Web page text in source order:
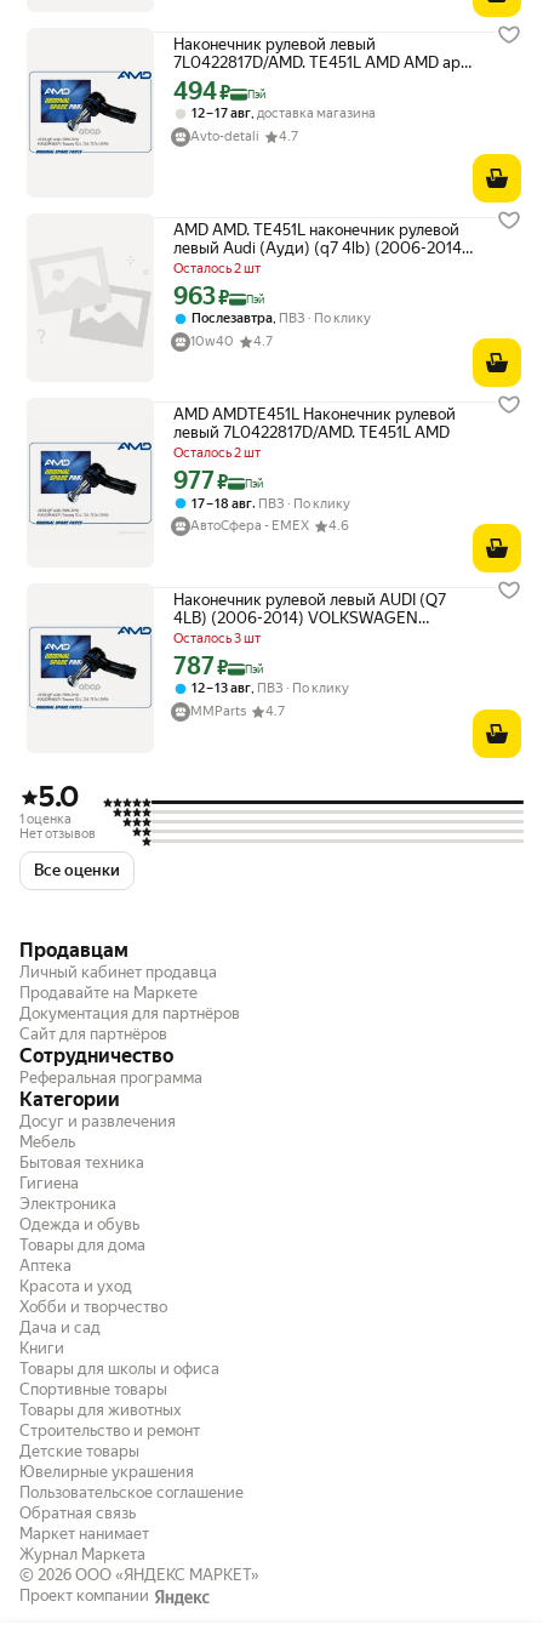
Наконечник рулевой левый
7L0422817D/AMD. TE451L AMD AMD арт.
AMDTE451L
Цена с картой Яндекс Пэй 494 ₽ вместо
494₽ Пэй
12 – 17 авг, доставка магазина
Avto-detali
4.7
AMD AMD. TE451L наконечник рулевой
левый Audi (Ауди) (q7 4lb) (2006-2014)
volkswagen (Touareg (Туарег) 7la, 7l6,
7l7)
Осталось 2 шт
Цена с картой Яндекс Пэй 963 ₽ вместо
963₽ Пэй
Послезавтра ПВЗ
По клику
10w40
4.7
AMD AMDTE451L Наконечник рулевой
левый 7L0422817D/AMD. TE451L AMD
Осталось 2 шт
Цена с картой Яндекс Пэй 977 ₽ вместо
977₽ Пэй
17 – 18 авг, ПВЗ
По клику
АвтоСфера - ЕМЕХ
4.6
Наконечник рулевой левый AUDI (Q7
4LB) (2006-2014) VOLKSWAGEN
(Touareg 7LA, 7L6, 7L7) (-2010) (Touareg
II 7P5,7P6) (2010-2018.
Осталось 3 шт
Цена с картой Яндекс Пэй 787 ₽ вместо
787₽ Пэй
12 – 13 авг, ПВЗ
По клику
MMParts
4.7
5.0
1 оценка
Нет отзывов
Все оценки
Продавцам
Личный кабинет продавца
Продавайте на Маркете
Документация для партнёров
Сайт для партнёров
Сотрудничество
Реферальная программа
Категории
Досуг и развлечения
Мебель
Бытовая техника
Гигиена
Электроника
Одежда и обувь
Товары для дома
Аптека
Красота и уход
Хобби и творчество
Дача и сад
Книги
Товары для школы и офиса
Спортивные товары
Товары для животных
Строительство и ремонт
Детские товары
Ювелирные украшения
Пользовательское соглашение
Обратная связь
Маркет нанимает
Журнал Маркета
© 2026 ООО «ЯНДЕКС МАРКЕТ»
Проект компании